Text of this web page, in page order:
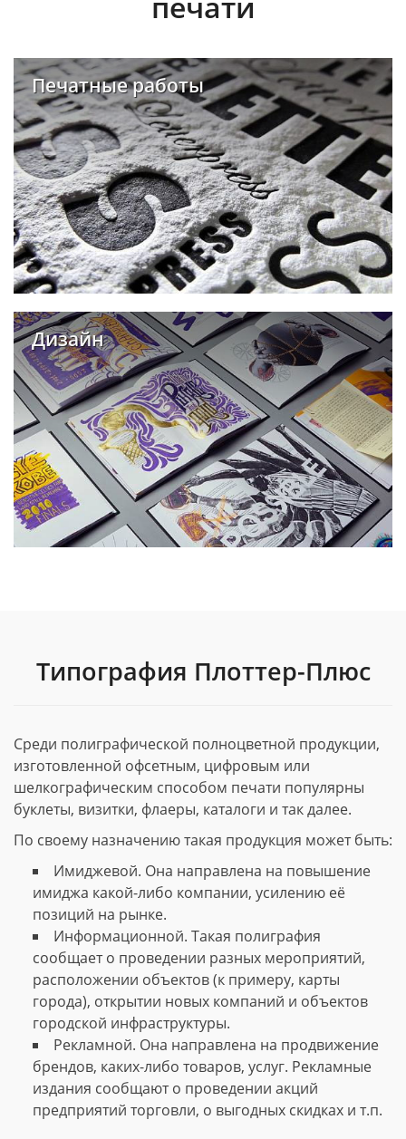
Печатные работы
Дизайн
Типография Плоттер-Плюс
Среди полиграфической полноцветной продукции,
изготовленной офсетным, цифровым или
шелкографическим способом печати популярны
буклеты, визитки, флаеры, каталоги и так далее.
По своему назначению такая продукция может быть:
Имиджевой. Она направлена на повышение
имиджа какой-либо компании, усилению её
позиций на рынке.
Информационной. Такая полиграфия
сообщает о проведении разных мероприятий,
расположении объектов (к примеру, карты
города), открытии новых компаний и объектов
городской инфраструктуры.
Рекламной. Она направлена на продвижение
брендов, каких-либо товаров, услуг. Рекламные
издания сообщают о проведении акций
предприятий торговли, о выгодных скидках и т.п.